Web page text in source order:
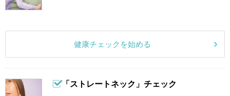
健康チェックを始める
「ストレートネック」チェック